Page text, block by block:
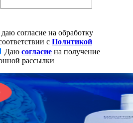
согласие на обработку
с Политикой
Даю согласие на получение
рассылки